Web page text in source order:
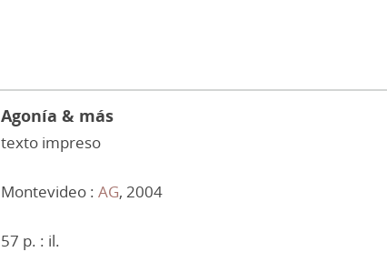
Agonía & más
texto impreso
Montevideo :AG, 2004
57 p. : il.